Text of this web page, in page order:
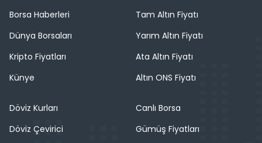
Borsa Haberleri
Dünya Borsaları
Kripto Fiyatları
Künye
Tam Altın Fiyatı
Yarım Altın Fiyatı
Ata Altın Fiyatı
Altın ONS Fiyatı
Döviz Kurları
Döviz Çevirici
Canlı Borsa
Gümüş Fiyatları